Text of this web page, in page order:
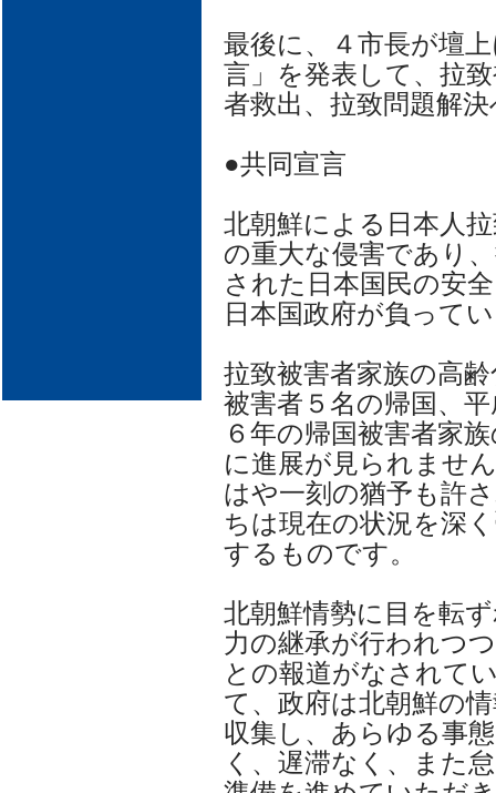
最後に、４市長が壇
言」を発表して、拉
者救出、拉致問題解
●共同宣言
北朝鮮による日本人
の重大な侵害であり
された日本国民の安
日本国政府が負って
拉致被害者家族の高
被害者５名の帰国、
６年の帰国被害者家
に進展が見られませ
はや一刻の猶予も許
ちは現在の状況を深
するものです。
北朝鮮情勢に目を転
力の継承が行われつ
との報道がなされて
て、政府は北朝鮮の
収集し、あらゆる事
く、遅滞なく、また